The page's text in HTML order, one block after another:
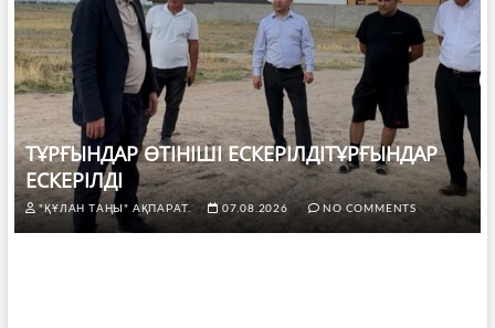
ТҰРҒЫНДАР ӨТІНІШІ ЕСКЕРІЛДІТҰРҒЫНДАР
ЕСКЕРІЛДІ
"ҚҰЛАН ТАҢЫ" АҚПАРАТ. 07.08.2026 NO COMMENTS